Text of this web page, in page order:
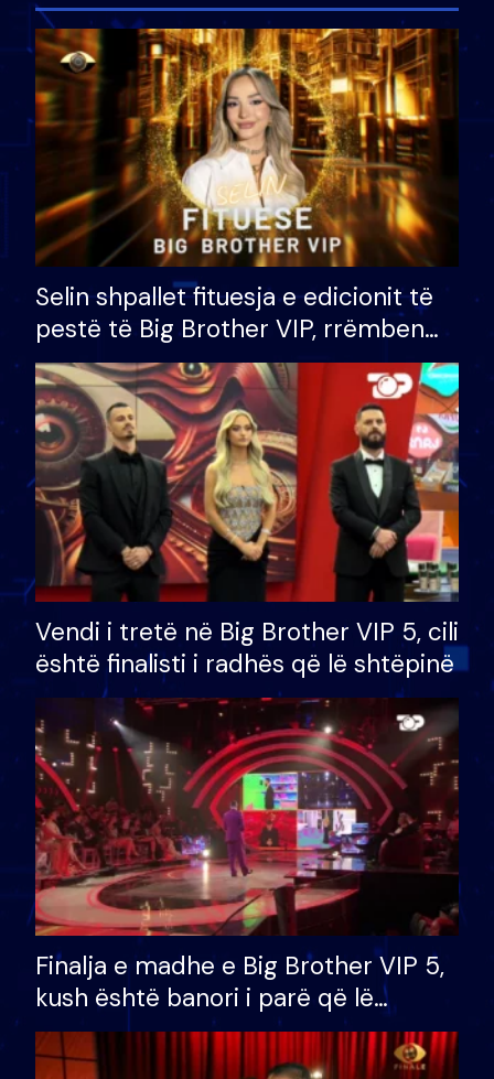
Selin shpallet fituesja e edicionit të
pestë të Big Brother VIP, rrëmben
çmimin e madh prej 100 mijë eurosh
Vendi i tretë në Big Brother VIP 5, cili
është finalisti i radhës që lë shtëpinë
Finalja e madhe e Big Brother VIP 5,
kush është banori i parë që lë
shtëpinë dhe humb mundësinë për
të fituar çmimin e madh